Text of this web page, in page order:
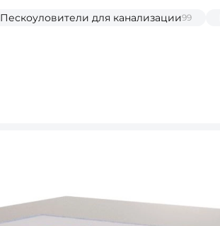
Пескоуловители для канализации99